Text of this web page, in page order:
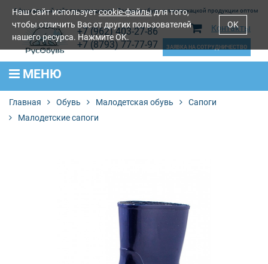
Официальный сайт производителя. Продажа обуви и лентоткацкой продукции оптом
+7 (962) 403-27-86
+7 (8793) 77-77-97
ЗАЯВКА НА СОТРУДНИЧЕСТВО
Контакты
МЕНЮ
Главная Обувь Малодетская обувь
Сапоги
Малодетские сапоги
Наш Сайт используетcookie-файлыдля того,
чтобы отличить Вас от других пользователей
нашего ресурса. Нажмите OK.
OK